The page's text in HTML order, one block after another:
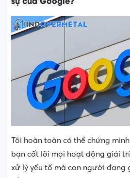
Tôi hoàn toàn có thể chứng
bạn cốt lõi mọi hoạt động giải
xử lý yếu tố mà con người đang